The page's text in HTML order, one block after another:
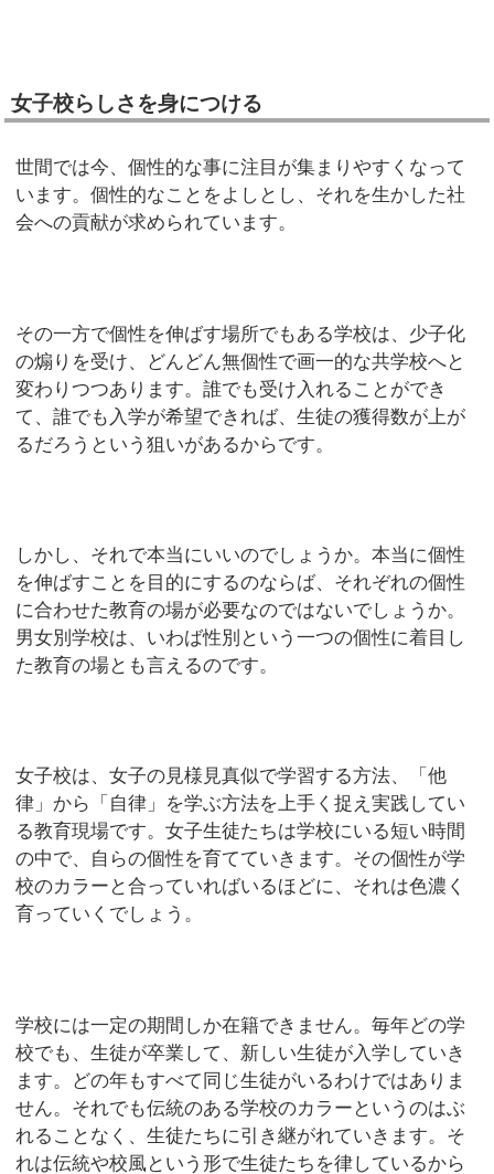
女子校らしさを身につける
世間では今、個性的な事に注目が集まりやすくなって
います。個性的なことをよしとし、それを生かした社
会への貢献が求められています。
その一方で個性を伸ばす場所でもある学校は、少子化
の煽りを受け、どんどん無個性で画一的な共学校へと
変わりつつあります。誰でも受け入れることができ
て、誰でも入学が希望できれば、生徒の獲得数が上が
るだろうという狙いがあるからです。
しかし、それで本当にいいのでしょうか。本当に個性
を伸ばすことを目的にするのならば、それぞれの個性
に合わせた教育の場が必要なのではないでしょうか。
男女別学校は、いわば性別という一つの個性に着目し
た教育の場とも言えるのです。
女子校は、女子の見様見真似で学習する方法、「他
律」から「自律」を学ぶ方法を上手く捉え実践してい
る教育現場です。女子生徒たちは学校にいる短い時間
の中で、自らの個性を育てていきます。その個性が学
校のカラーと合っていればいるほどに、それは色濃く
育っていくでしょう。
学校には一定の期間しか在籍できません。毎年どの学
校でも、生徒が卒業して、新しい生徒が入学していき
ます。どの年もすべて同じ生徒がいるわけではありま
せん。それでも伝統のある学校のカラーというのはぶ
れることなく、生徒たちに引き継がれていきます。そ
れは伝統や校風という形で生徒たちを律しているから